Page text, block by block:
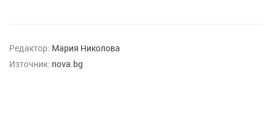
Редактор: Мария Николова
Източник: nova.bg